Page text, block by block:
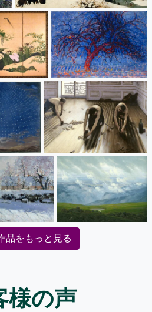
品をもっと見る
様の声